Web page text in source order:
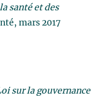
santé et des
mars 2017
sur la gouvernance